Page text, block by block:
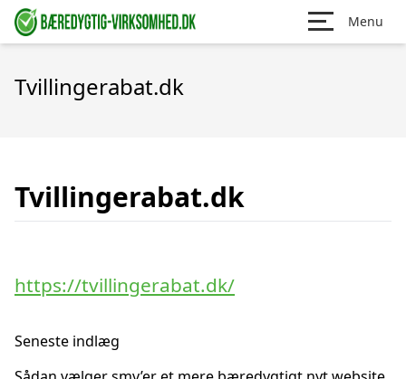
Menu
Tvillingerabat.dk
Tvillingerabat.dk
https://tvillingerabat.dk/
Seneste indlæg